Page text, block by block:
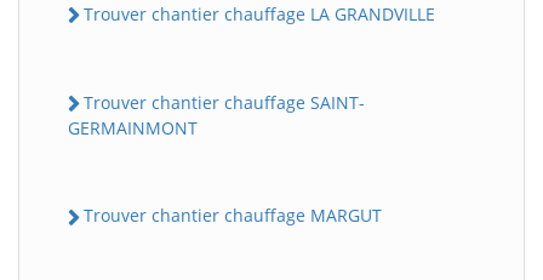
Trouver chantier chauffage LA GRANDVILLE
Trouver chantier chauffage SAINT-
GERMAINMONT
Trouver chantier chauffage MARGUT